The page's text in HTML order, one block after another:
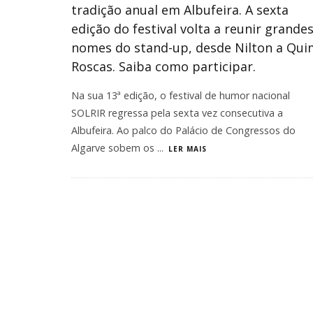
tradição anual em Albufeira. A sexta
edição do festival volta a reunir grandes
nomes do stand-up, desde Nilton a
Roscas. Saiba como participar.
Na sua 13ª edição, o festival de humor nacional
SOLRIR regressa pela sexta vez consecutiva a
Albufeira. Ao palco do Palácio de Congressos do
Algarve sobem os ... LER MAIS